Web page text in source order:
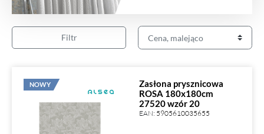
Filtr
NOWY
Zasłona prysznicowa
ROSA 180x180cm
27520 wzór 20
EAN: 5905610035655